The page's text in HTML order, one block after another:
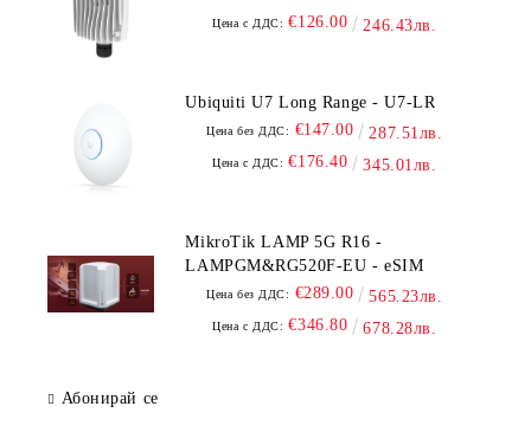
Цена с ДДС: €126.00 246.43лв.
Ubiquiti U7 Long Range - U7-LR
Цена без ДДС: €147.00 287.51лв.
Цена с ДДС: €176.40 345.01лв.
MikroTik LAMP 5G R16 -
LAMPGM&RG520F-EU - eSIM
Цена без ДДС: €289.00 565.23лв.
Цена с ДДС: €346.80 678.28лв.
Абонирай се